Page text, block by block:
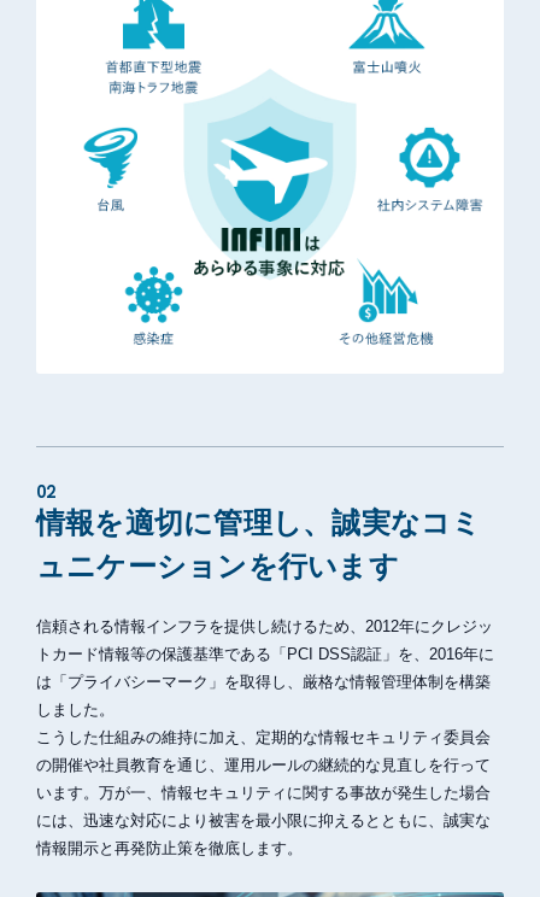
02
情報を適切に管理し、誠実なコミ
ュニケーションを行います
信頼される情報インフラを提供し続けるため、2012年にクレジッ
トカード情報等の保護基準である「PCI DSS認証」を、2016年に
は「プライバシーマーク」を取得し、厳格な情報管理体制を構築
しました。
こうした仕組みの維持に加え、定期的な情報セキュリティ委員会
の開催や社員教育を通じ、運用ルールの継続的な見直しを行って
います。万が一、情報セキュリティに関する事故が発生した場合
には、迅速な対応により被害を最小限に抑えるとともに、誠実な
情報開示と再発防止策を徹底します。